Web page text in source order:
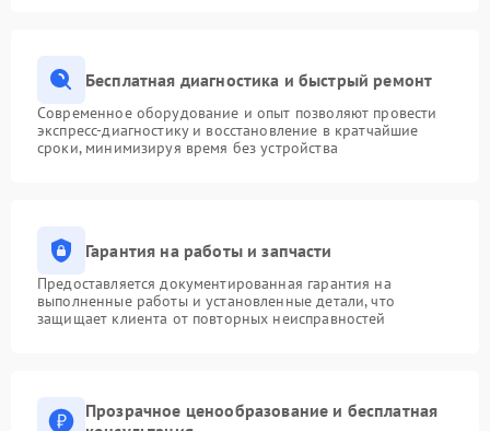
Бесплатная диагностика и быстрый ремонт
Современное оборудование и опыт позволяют провести
экспресс-диагностику и восстановление в кратчайшие
сроки, минимизируя время без устройства
Гарантия на работы и запчасти
Предоставляется документированная гарантия на
выполненные работы и установленные детали, что
защищает клиента от повторных неисправностей
Прозрачное ценообразование и бесплатная